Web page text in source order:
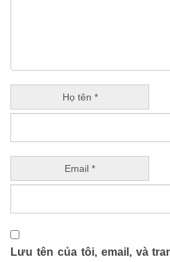
Họ tên *
Email *
Lưu tên của tôi, email, và